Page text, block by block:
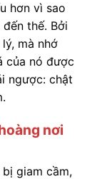
hơn vì sao
thế. Bởi
mà nhớ
của nó được
ngược: chật
nơi
giam cầm,